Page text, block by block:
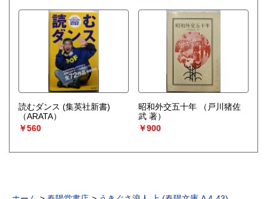
読むダンス (集英社新書)
（ARATA）
￥560
昭和外交五十年
（戸川猪佐
武 著）
￥900